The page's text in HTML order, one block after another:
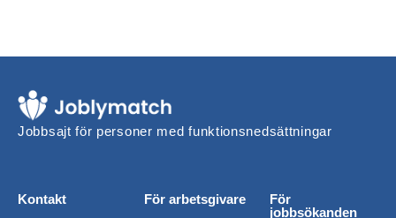
Jobbsajt för personer med funktionsnedsättningar
Kontakt För arbetsgivare
För
jobbsökanden